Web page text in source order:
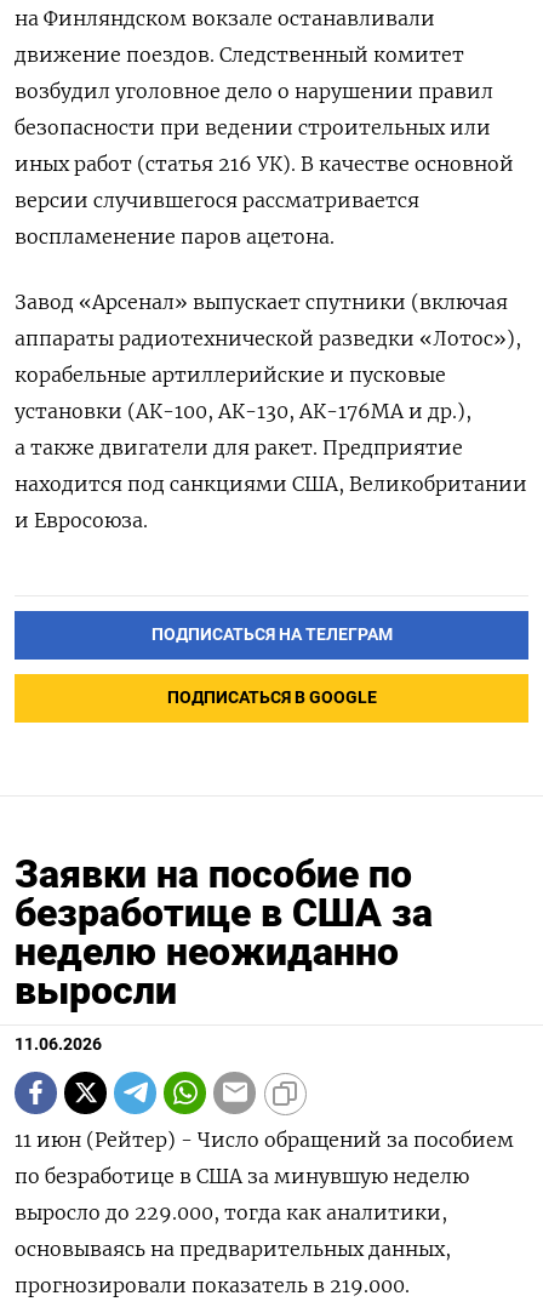
на Финляндском вокзале останавливали
движение поездов. Следственный комитет
возбудил уголовное дело о нарушении правил
безопасности при ведении строительных или
иных работ (статья 216 УК). В качестве основной
версии случившегося рассматривается
воспламенение паров ацетона.
Завод «Арсенал» выпускает спутники (включая
аппараты радиотехнической разведки «Лотос»),
корабельные артиллерийские и пусковые
установки (АК-100, АК-130, АК-176МА и др.),
а также двигатели для ракет. Предприятие
находится под санкциями США, Великобритании
и Евросоюза.
ПОДПИСАТЬСЯ НА ТЕЛЕГРАМ
ПОДПИСАТЬСЯ В GOOGLE
Заявки на пособие по
безработице в США за
неделю неожиданно
выросли
11.06.2026
11 июн (Рейтер) - Число обращений за пособием
‌по безработице в США за минувшую неделю ​
выросло ​до 229.000, ​тогда ⁠как аналитики,
‌основываясь на ‌предварительных данных,
прогнозировали показатель в ​219.000.